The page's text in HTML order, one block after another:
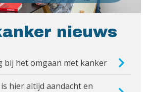
nieuws
bij het omgaan met kanker
hier altijd aandacht en